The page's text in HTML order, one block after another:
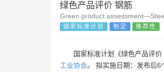
绿色产品评价 钢筋
Green product
国家标准计划 制定 推荐性
国家标准计划《绿色产品评价
工业协会。 拟实施日期：发布后6